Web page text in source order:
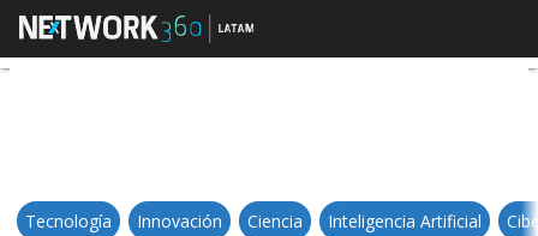
Fedesoft entrega los premios
Tecnología Innovación Ciencia Inteligencia Artificial